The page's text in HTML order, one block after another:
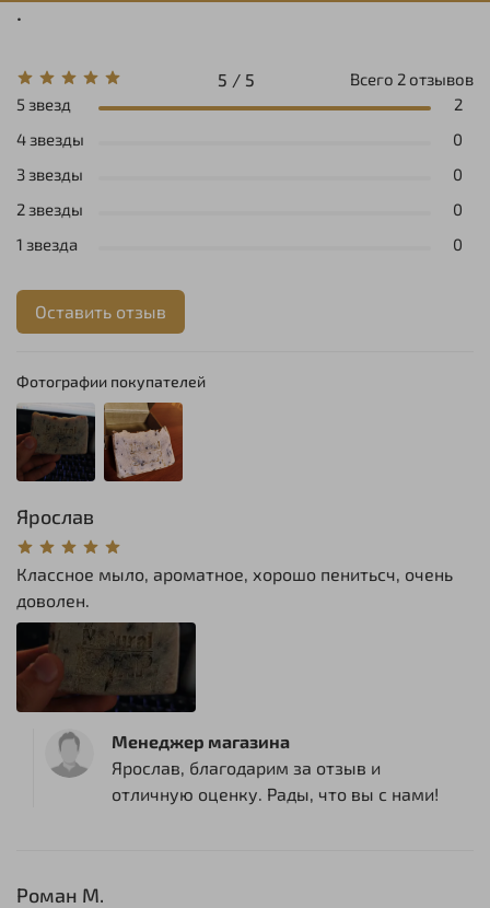
.
Фотографии покупателей
Ярослав
Классное мыло, ароматное, хорошо пенитьсч, очень
доволен.
Менеджер магазина
Ярослав, благодарим за отзыв и
отличную оценку. Рады, что вы с нами!
Роман М.
5 / 5 Всего 2 отзывов
5 звезд
2
4 звезды
0
3 звезды
0
2 звезды
0
1 звезда
0
Оставить отзыв